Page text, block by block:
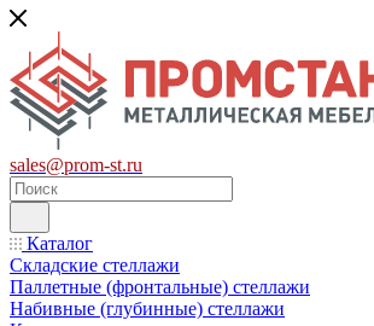
sales@prom-st.ru
Каталог
Складские стеллажи
Паллетные (фронтальные) стеллажи
Набивные (глубинные) стеллажи